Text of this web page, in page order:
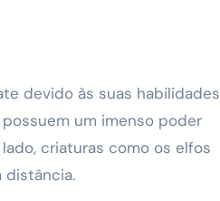
devido às suas habilidades
um imenso poder
criaturas como os elfos
distância.